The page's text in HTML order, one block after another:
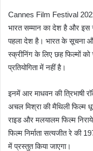
Cannes Film Festival 2022
भारत सम्मान का देश है और इस
पहला देश है। भारत के सूचना
स्क्रीनिंग के लिए छह फिल्मों
प्रतियोगिता में नहीं है।
इनमें आर माधवन की त्रिभाषी
अचल मिश्रा की मैथिली फिल्म
राइड और मलयालम फिल्म
फिल्म निर्माता सत्यजीत रे की
में प्रस्तुत किया जाएगा।